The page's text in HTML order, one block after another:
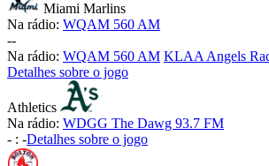
Miami Marlins
Na rádio: WQAM 560 AM
--
Na rádio: WQAM 560 AM KLAA Angels
Detalhes sobre o jogo
Athletics
Na rádio: WDGG The Dawg 93.7 FM
- : -Detalhes sobre o jogo